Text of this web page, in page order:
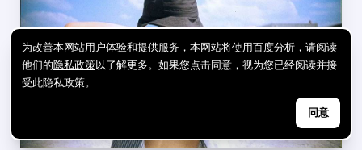
为改善本网站用户体验和提供服务，本网站将使用百度分析，请阅读
他们的隐私政策以了解更多。如果您点击同意，视为您已经阅读并接
受此隐私政策。
同意